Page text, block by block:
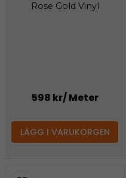
Rose Gold Vinyl
598 kr/ Meter
LÄGG I VARUKORGEN